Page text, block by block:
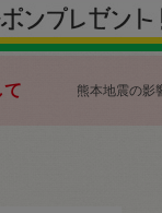
て 熊本地震の影